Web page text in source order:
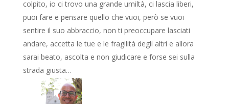
colpito, io ci trovo una grande umiltà, ci lascia liberi,
puoi fare e pensare quello che vuoi, però se vuoi
sentire il suo abbraccio, non ti preoccupare lasciati
andare, accetta le tue e le fragilità degli altri e allora
sarai beato, ascolta e non giudicare e forse sei sulla
strada giusta…